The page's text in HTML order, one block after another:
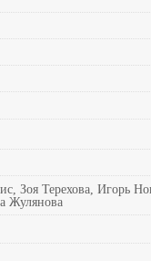
Зоя Терехова, Игорь
Жулянова